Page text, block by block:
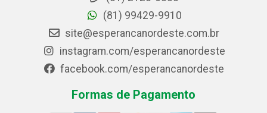
(81) 99429-9910
site@esperancanordeste.com.br
instagram.com/esperancanordeste
facebook.com/esperancanordeste
Formas de Pagamento